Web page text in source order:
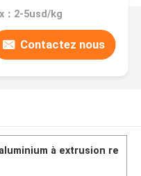
：2-5usd/kg
Contactez nous
à extrusion re